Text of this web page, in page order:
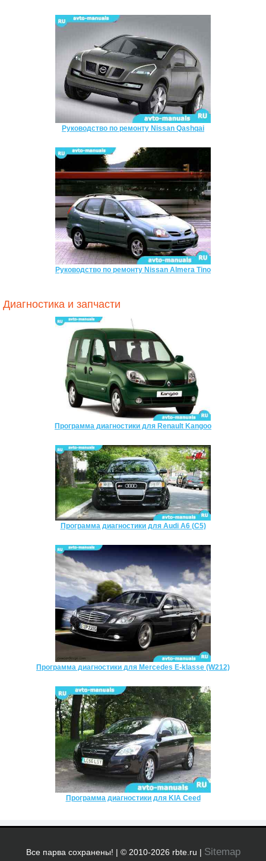
Руководство по ремонту Nissan Qashqai
Руководство по ремонту Nissan Almera Tino
Диагностика и запчасти
Программа диагностики для Renault Kangoo
Программа диагностики для Audi A6 (C5)
Программа диагностики для Mercedes E-klasse (W212)
Программа диагностики для KIA Ceed
Все парва сохранены! | © 2010-2026 rbte.ru | Sitemap